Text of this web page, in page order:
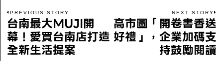
PREVIOUS STORY
台南最大MUJI開
幕！愛買台南店打造
全新生活提案
NEXT STORY
高市圖「開卷書香送
好禮」，企業加碼支
持鼓勵閱讀